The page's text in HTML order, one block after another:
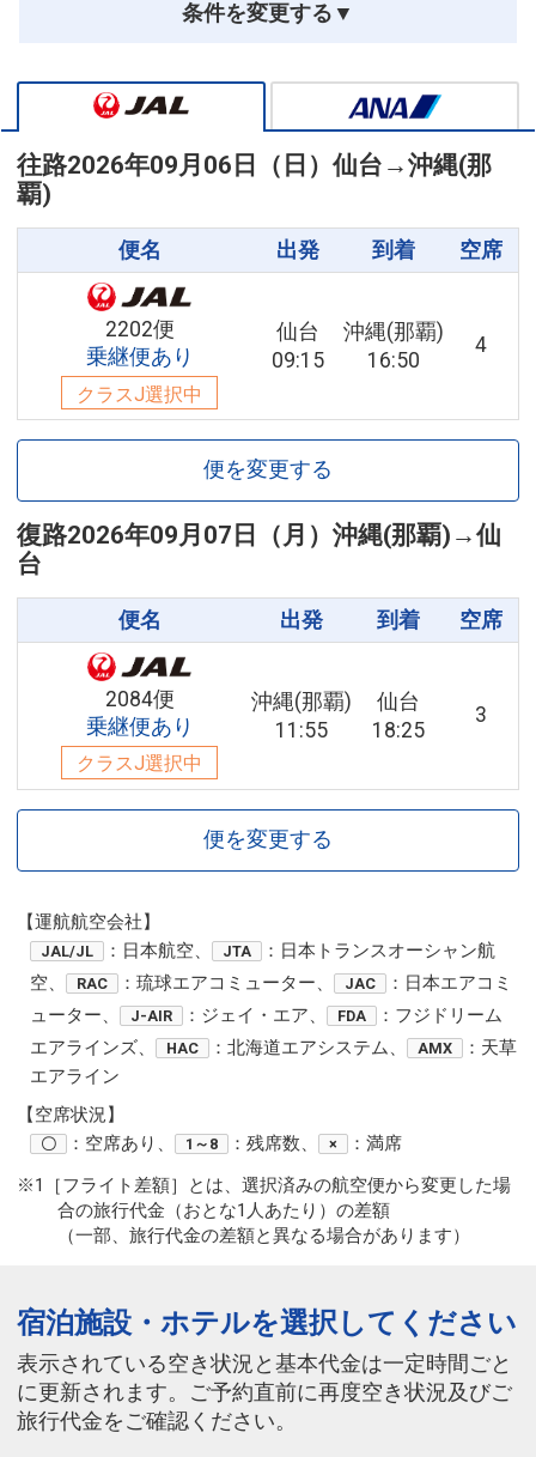
条件を変更する▼
往路2026年09月06日（日） 仙台 →沖縄(那
覇)
便名 出発 到着 空席
2202便
乗継便あり
クラスJ選択中
仙台
09:15
沖縄(那覇)
16:50
4
便を変更する
復路2026年09月07日（月） 沖縄(那覇) →仙
台
便名 出発 到着 空席
2084便
乗継便あり
クラスJ選択中
沖縄(那覇)
11:55
仙台
18:25
3
便を変更する
【運航航空会社】
JAL/JL ：日本航空、 JTA
：日本トランスオーシャン航
空、
RAC ：琉球エアコミューター、 JAC
：日本エアコミ
ューター、
J-AIR ：ジェイ・エア、 FDA
：フジドリーム
エアラインズ、
HAC ：北海道エアシステム、 AMX
：天草
エアライン
【空席状況】
〇 ：空席あり、 1～8 ：残席数、 ×
：満席
※1［フライト差額］とは、選択済みの航空便から変更した場
合の旅行代金（おとな1人あたり）の差額
（一部、旅行代金の差額と異なる場合があります）
宿泊施設・ホテルを選択してください
表示されている空き状況と基本代金は一定時間ごと
に更新されます。ご予約直前に再度空き状況及びご
旅行代金をご確認ください。